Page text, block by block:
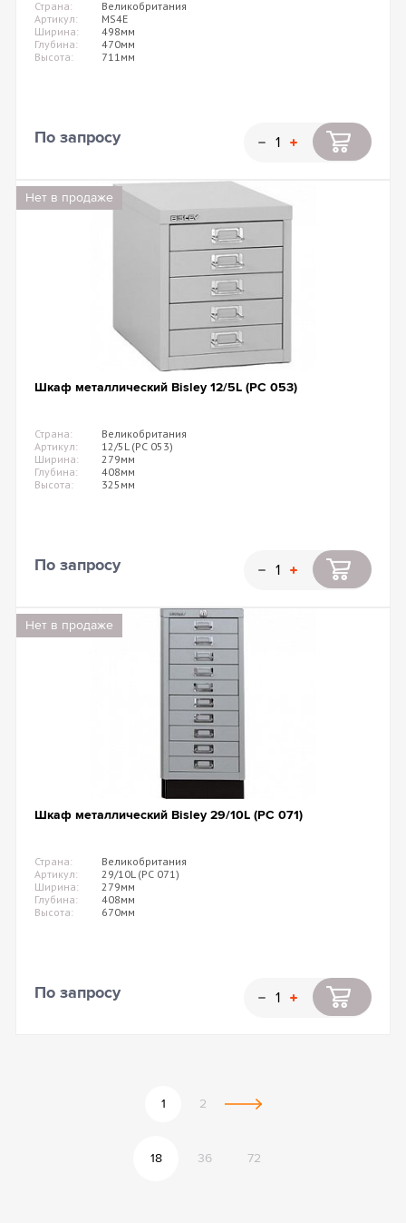
Страна:
Великобритания
Артикул:
MS4E
Ширина:
498мм
Глубина:
470мм
Высота:
711мм
По запросу
Нет в продаже
Шкаф металлический Bisley 12/5L (PC 053)
Страна:
Великобритания
Артикул:
12/5L (PC 053)
Ширина:
279мм
Глубина:
408мм
Высота:
325мм
По запросу
Нет в продаже
Шкаф металлический Bisley 29/10L (PC 071)
Страна:
Великобритания
Артикул:
29/10L (PC 071)
Ширина:
279мм
Глубина:
408мм
Высота:
670мм
По запросу
1 2
18 36 72